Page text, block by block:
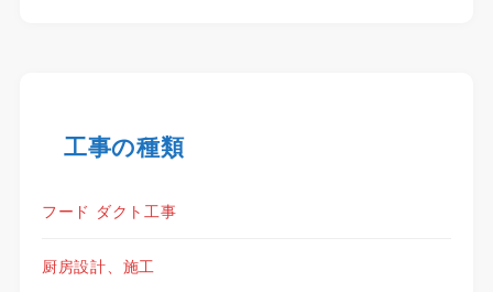
工事の種類
フード ダクト工事
厨房設計、施工